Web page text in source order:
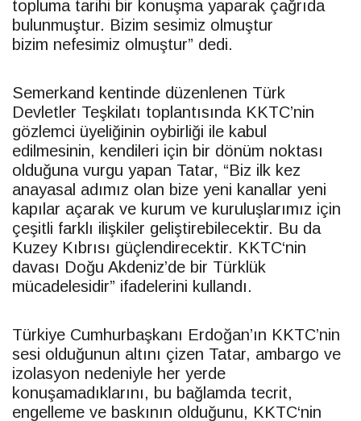
topluma tarihi bir konuşma yaparak çağrıda
bulunmuştur. Bizim sesimiz olmuştur
bizim nefesimiz olmuştur” dedi.
Semerkand kentinde düzenlenen Türk
Devletler Teşkilatı toplantısında KKTC’nin
gözlemci üyeliğinin oybirliği ile kabul
edilmesinin, kendileri için bir dönüm noktası
olduğuna vurgu yapan Tatar, “Biz ilk kez
anayasal adımız olan bize yeni kanallar yeni
kapılar açarak ve kurum ve kuruluşlarımız için
çeşitli farklı ilişkiler geliştirebilecektir. Bu da
Kuzey Kıbrısı güçlendirecektir. KKTC‘nin
davası Doğu Akdeniz’de bir Türklük
mücadelesidir” ifadelerini kullandı.
Türkiye Cumhurbaşkanı Erdoğan’ın KKTC’nin
sesi olduğunun altını çizen Tatar, ambargo ve
izolasyon nedeniyle her yerde
konuşamadıklarını, bu bağlamda tecrit,
engelleme ve baskının olduğunu, KKTC‘nin